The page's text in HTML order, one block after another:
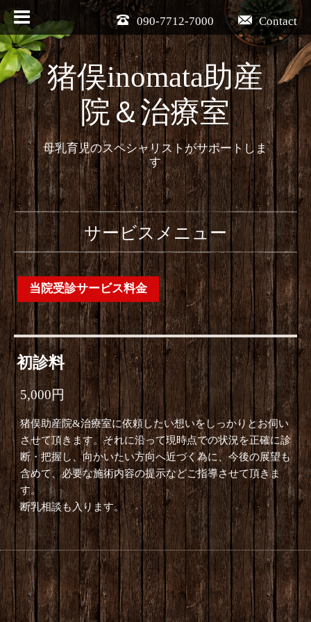
Contact
090-7712-7000
猪俣inomata助産
院＆治療室
母乳育児のスペシャリストがサポートしま
す
サービスメニュー
当院受診サービス料金
初診料
5,000円
猪俣助産院&治療室に依頼したい想いをしっかりとお伺い
させて頂きます。それに沿って現時点での状況を正確に診
断・把握し、向かいたい方向へ近づく為に、今後の展望も
含めて、必要な施術内容の提示などご指導させて頂きま
す。
断乳相談も入ります。